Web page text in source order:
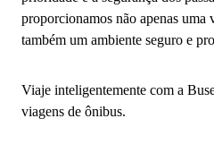
proporcionamos não apenas uma
também um ambiente seguro e
Viaje inteligentemente com a
viagens de ônibus.